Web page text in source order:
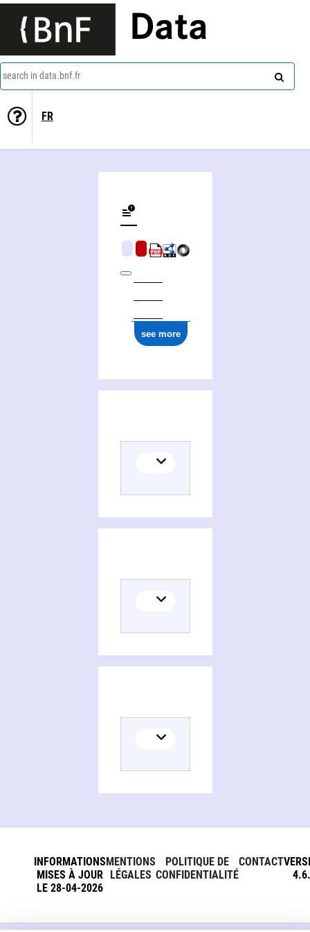
Data
search in data.bnf.fr
FR
see more
INFORMATIONS
MISES À JOUR
LE 28-04-2026
MENTIONS
LÉGALES
POLITIQUE DE
CONFIDENTIALITÉ
CONTACT